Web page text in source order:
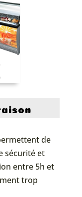
de
sécurité et
entre 5h et
trop